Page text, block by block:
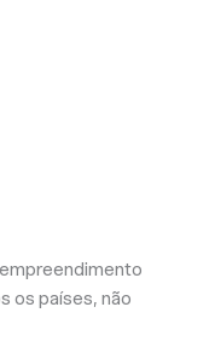
os países, não